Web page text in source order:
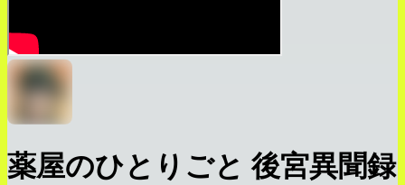
薬屋のひとりごと 後宮異聞録